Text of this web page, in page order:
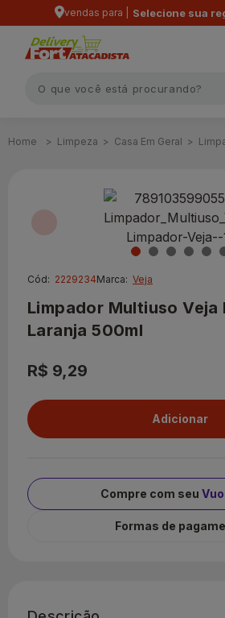
vendas para | Selecione sua
Limpeza Casa Em Geral
Cód: 2229234Marca: Veja
Limpador Multiuso Veja
Laranja 500ml
R$ 9,29
Compre com seu
Formas de